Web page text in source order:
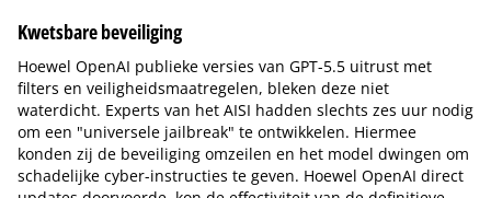
Kwetsbare beveiliging
Hoewel OpenAI publieke versies van GPT-5.5 uitrust met
filters en veiligheidsmaatregelen, bleken deze niet
waterdicht. Experts van het AISI hadden slechts zes uur nodig
om een "universele jailbreak" te ontwikkelen. Hiermee
konden zij de beveiliging omzeilen en het model dwingen om
schadelijke cyber-instructies te geven. Hoewel OpenAI direct